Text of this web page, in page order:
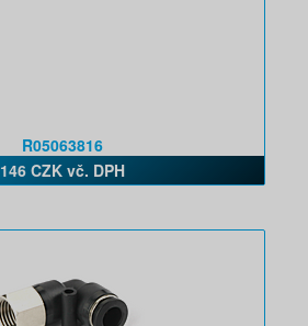
R05063816
146 CZK vč. DPH